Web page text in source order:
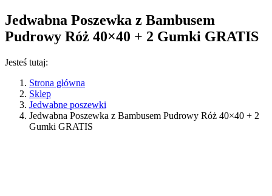
Jedwabna Poszewka z Bambusem
Pudrowy Róż 40×40 + 2 Gumki GRATIS
Jesteś tutaj:
Strona główna
Sklep
Jedwabne poszewki
Jedwabna Poszewka z Bambusem Pudrowy Róż 40×40 + 2
Gumki GRATIS